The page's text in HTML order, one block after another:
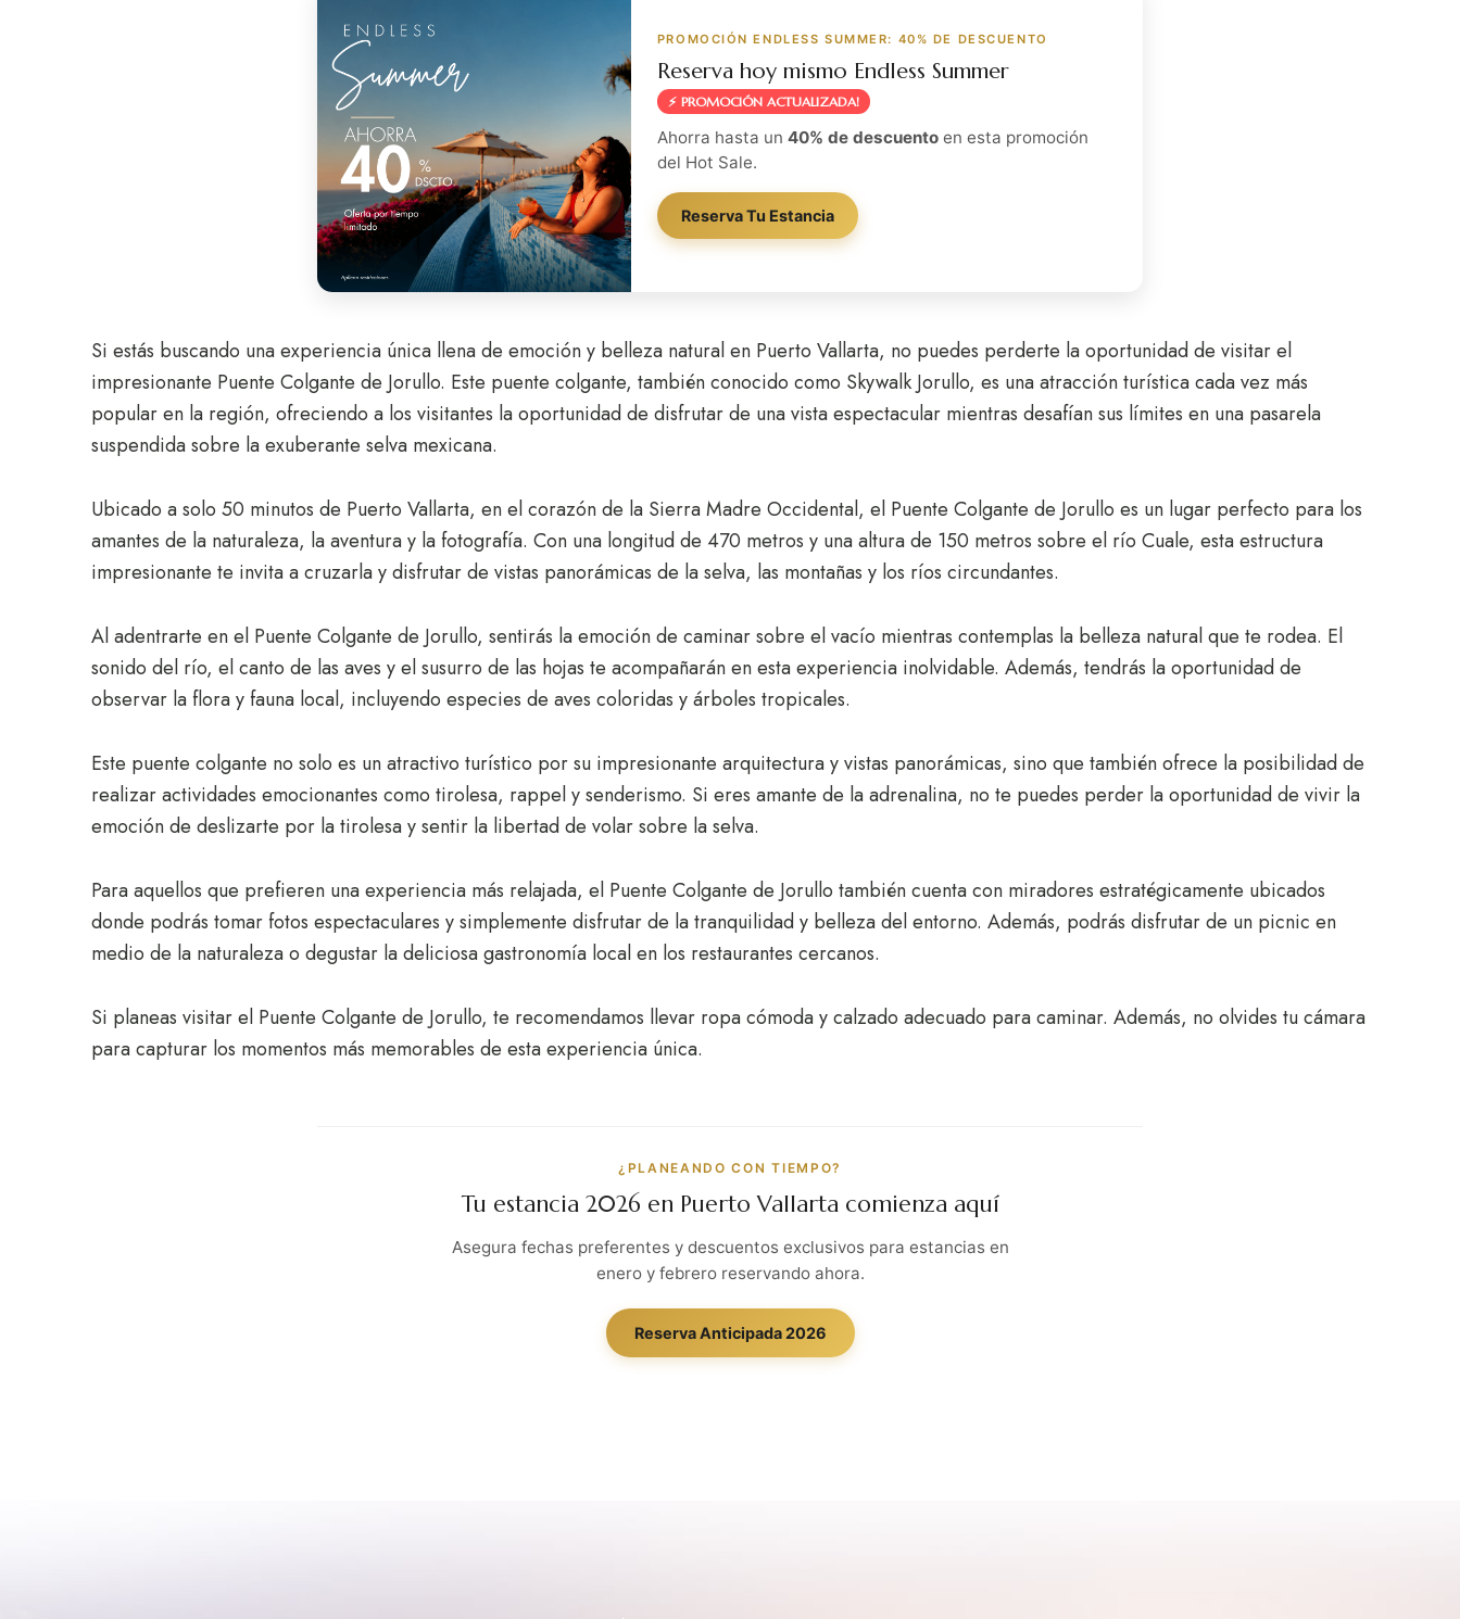
PROMOCIÓN ENDLESS SUMMER: 40% DE DESCUENTO
Reserva hoy mismo Endless Summer
⚡ PROMOCIÓN ACTUALIZADA!
Ahorra hasta un 40% de descuentoen esta promoción
del Hot Sale.
Reserva Tu Estancia
Si estás buscando una experiencia única llena de emoción y belleza natural en Puerto Vallarta, no puedes perderte la oportunidad de visitar el
impresionante Puente Colgante de Jorullo. Este puente colgante, también conocido como Skywalk Jorullo, es una atracción turística cada vez más
popular en la región, ofreciendo a los visitantes la oportunidad de disfrutar de una vista espectacular mientras desafían sus límites en una pasarela
suspendida sobre la exuberante selva mexicana.
Ubicado a solo 50 minutos de Puerto Vallarta, en el corazón de la Sierra Madre Occidental, el Puente Colgante de Jorullo es un lugar perfecto para los
amantes de la naturaleza, la aventura y la fotografía. Con una longitud de 470 metros y una altura de 150 metros sobre el río Cuale, esta estructura
impresionante te invita a cruzarla y disfrutar de vistas panorámicas de la selva, las montañas y los ríos circundantes.
Al adentrarte en el Puente Colgante de Jorullo, sentirás la emoción de caminar sobre el vacío mientras contemplas la belleza natural que te rodea. El
sonido del río, el canto de las aves y el susurro de las hojas te acompañarán en esta experiencia inolvidable. Además, tendrás la oportunidad de
observar la flora y fauna local, incluyendo especies de aves coloridas y árboles tropicales.
Este puente colgante no solo es un atractivo turístico por su impresionante arquitectura y vistas panorámicas, sino que también ofrece la posibilidad de
realizar actividades emocionantes como tirolesa, rappel y senderismo. Si eres amante de la adrenalina, no te puedes perder la oportunidad de vivir la
emoción de deslizarte por la tirolesa y sentir la libertad de volar sobre la selva.
Para aquellos que prefieren una experiencia más relajada, el Puente Colgante de Jorullo también cuenta con miradores estratégicamente ubicados
donde podrás tomar fotos espectaculares y simplemente disfrutar de la tranquilidad y belleza del entorno. Además, podrás disfrutar de un picnic en
medio de la naturaleza o degustar la deliciosa gastronomía local en los restaurantes cercanos.
Si planeas visitar el Puente Colgante de Jorullo, te recomendamos llevar ropa cómoda y calzado adecuado para caminar. Además, no olvides tu cámara
para capturar los momentos más memorables de esta experiencia única.
¿PLANEANDO CON TIEMPO?
Tu estancia 2026 en Puerto Vallarta comienza aquí
Asegura fechas preferentes y descuentos exclusivos para estancias en
enero y febrero reservando ahora.
Reserva Anticipada 2026